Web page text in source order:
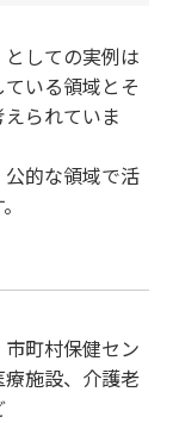
しての実例は
いる領域とそ
られていま
的な領域で活
町村保健セン
施設、介護老